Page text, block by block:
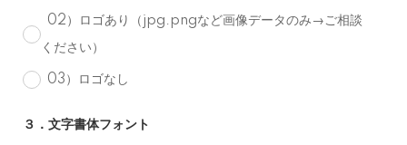
02）ロゴあり（jpg.pngなど画像データのみ→ご相談
ください）
03）ロゴなし
３．文字書体フォント